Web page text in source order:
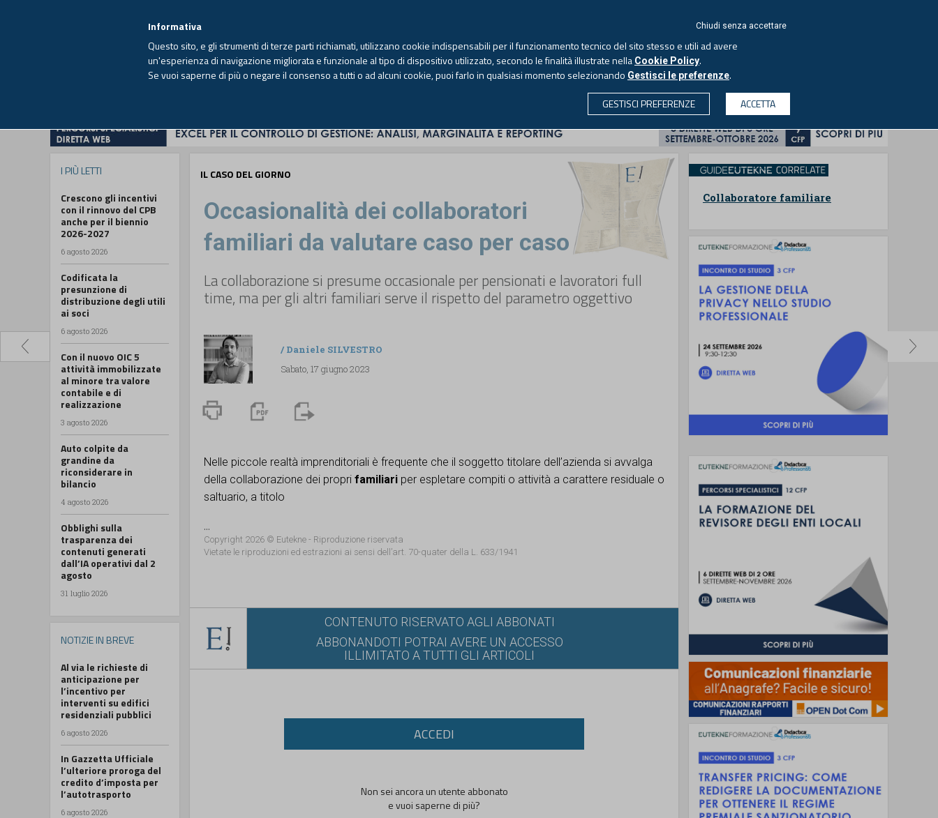
Giovedì, 6 agosto 2026 -Aggiornato alle 6.00
ECONOMIA & SOCIETÀ PROFESSIONI
I PIÙ LETTI
Crescono gli incentivi
con il rinnovo del CPB
anche per il biennio
2026-2027
6 agosto 2026
Codificata la
presunzione di
distribuzione degli utili
ai soci
6 agosto 2026
Con il nuovo OIC 5
attività immobilizzate
al minore tra valore
contabile e di
realizzazione
3 agosto 2026
Auto colpite da
grandine da
riconsiderare in
bilancio
4 agosto 2026
Obblighi sulla
trasparenza dei
contenuti generati
dall’IA operativi dal 2
agosto
31 luglio 2026
NOTIZIE IN BREVE
Al via le richieste di
anticipazione per
l’incentivo per
interventi su edifici
residenziali pubblici
6 agosto 2026
In Gazzetta Ufficiale
l’ulteriore proroga del
credito d’imposta per
l’autotrasporto
6 agosto 2026
IL CASO DEL GIORNO
Occasionalità dei collaboratori
familiari da valutare caso per caso
La collaborazione si presume occasionale per pensionati e lavoratori full
time, ma per gli altri familiari serve il rispetto del parametro oggettivo
/ Daniele SILVESTRO
Sabato, 17 giugno 2023
Nelle piccole realtà imprenditoriali è frequente che il soggetto titolare dell’azienda si avvalga
della collaborazione dei propri familiari per espletare compiti o attività a carattere residuale o
saltuario, a titolo
...
Copyright 2026 © Eutekne - Riproduzione riservata
Vietate le riproduzioni ed estrazioni ai sensi dell’art. 70-quater della L. 633/1941
CONTENUTO RISERVATO AGLI ABBONATI
ABBONANDOTI POTRAI AVERE UN ACCESSO
ILLIMITATO A TUTTI GLI ARTICOLI
ACCEDI
Non sei ancora un utente abbonato
e vuoi saperne di più?
Collaboratore familiare
Chiudi senza accettare
Informativa
Questo sito, e gli strumenti di terze parti richiamati, utilizzano cookie indispensabili per il funzionamento tecnico del sito stesso e utili ad avere
un'esperienza di navigazione migliorata e funzionale al tipo di dispositivo utilizzato, secondo le finalità illustrate nella Cookie Policy.
Se vuoi saperne di più o negare il consenso a tutti o ad alcuni cookie, puoi farlo in qualsiasi momento selezionando Gestisci le preferenze.
GESTISCI PREFERENZE
ACCETTA